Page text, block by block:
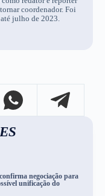
coordenador. Foi
julho de 2023.
negociação para
unificação do